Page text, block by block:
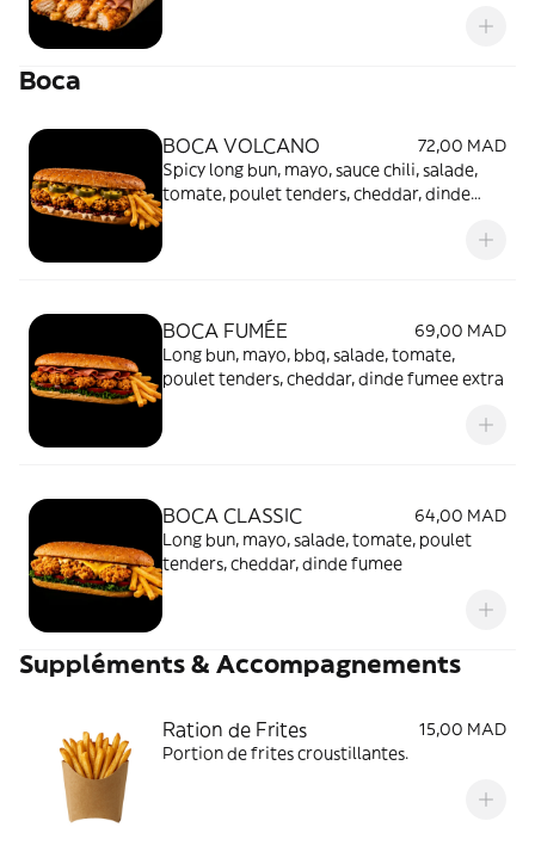
Boca
BOCA VOLCANO
72,00 MAD
Spicy long bun, mayo, sauce chili, salade,
tomate, poulet tenders, cheddar, dinde
BOCA FUMÉE
69,00 MAD
Long bun, mayo, bbq, salade, tomate,
poulet tenders, cheddar, dinde fumee extra
BOCA CLASSIC
64,00 MAD
Long bun, mayo, salade, tomate, poulet
tenders, cheddar, dinde fumee
Suppléments & Accompagnements
Ration de Frites
15,00 MAD
Portion de frites croustillantes.